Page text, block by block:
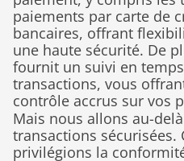
paiements par carte de
bancaires, offrant
une haute sécurité. De
fournit un suivi en
transactions, vous
contrôle accrus sur vos
Mais nous allons au-
transactions sécurisées.
privilégions la